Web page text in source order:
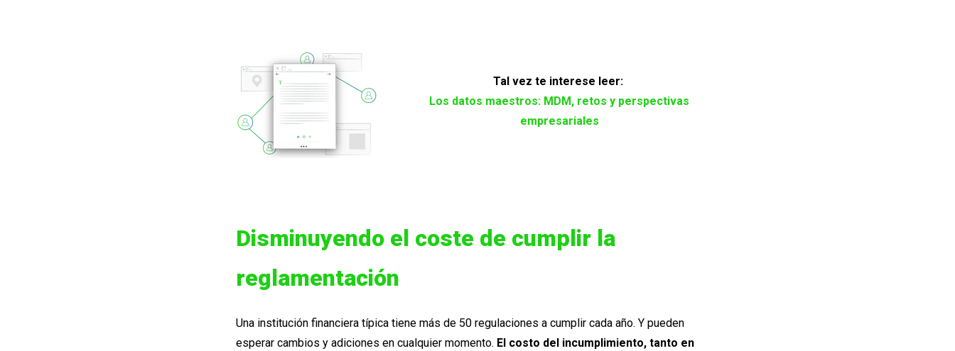
Tal vez te interese leer:
Los datos maestros: MDM, retos y perspectivas
empresariales
Disminuyendo el coste de cumplir la
reglamentación
Una institución financiera típica tiene más de 50 regulaciones a cumplir cada año. Y pueden
esperar cambios y adiciones en cualquier momento. El costo del incumplimiento, tanto en